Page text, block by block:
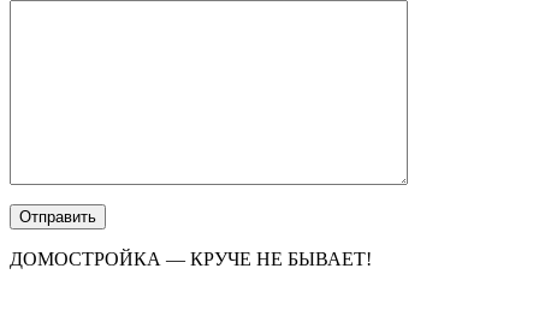
ДОМОСТРОЙКА — КРУЧЕ НЕ БЫВАЕТ!